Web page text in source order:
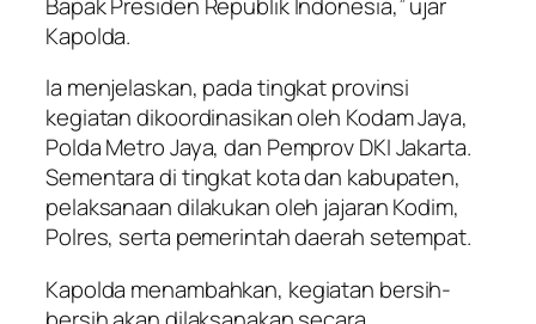
Kapolda.
Ia menjelaskan, pada tingkat provinsi
kegiatan dikoordinasikan oleh Kodam Jaya,
Polda Metro Jaya, dan Pemprov DKI Jakarta.
Sementara di tingkat kota dan kabupaten,
pelaksanaan dilakukan oleh jajaran Kodim,
Polres, serta pemerintah daerah setempat.
Kapolda menambahkan, kegiatan bersih-